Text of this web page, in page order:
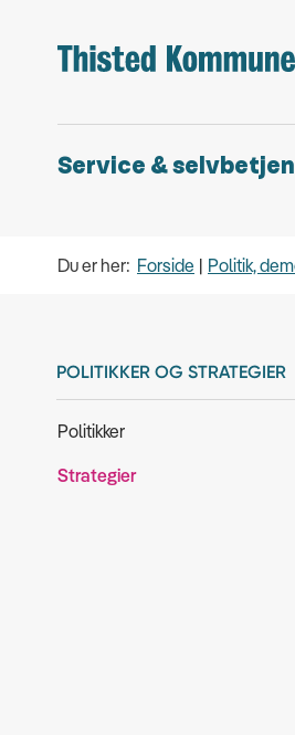
Service &
Du er her: Forside Politik,
POLITIKKER OG STRATEGIER
Politikker
Strategier